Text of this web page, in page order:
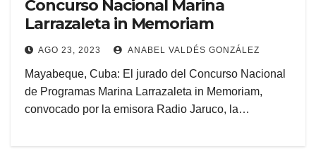
Concurso Nacional Marina
Larrazaleta in Memoriam
AGO 23, 2023 ANABEL VALDÉS GONZÁLEZ
Mayabeque, Cuba: El jurado del Concurso Nacional
de Programas Marina Larrazaleta in Memoriam,
convocado por la emisora Radio Jaruco, la…